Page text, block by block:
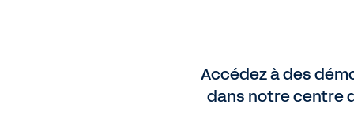
Accédez à des
dans notre centre